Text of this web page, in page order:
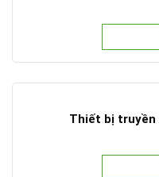
Thiết bị truyền